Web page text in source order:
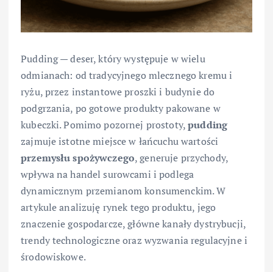
Pudding — deser, który występuje w wielu
odmianach: od tradycyjnego mlecznego kremu i
ryżu, przez instantowe proszki i budynie do
podgrzania, po gotowe produkty pakowane w
kubeczki. Pomimo pozornej prostoty,pudding
zajmuje istotne miejsce w łańcuchu wartości
przemysłu spożywczego, generuje przychody,
wpływa na handel surowcami i podlega
dynamicznym przemianom konsumenckim. W
artykule analizuję rynek tego produktu, jego
znaczenie gospodarcze, główne kanały dystrybucji,
trendy technologiczne oraz wyzwania regulacyjne i
środowiskowe.